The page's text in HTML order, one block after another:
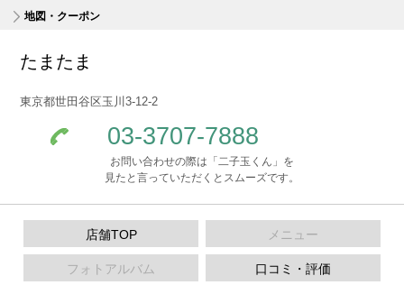
地図・クーポン
たまたま
東京都世田谷区玉川3-12-2
03-3707-7888
お問い合わせの際は「二子玉くん」を
見たと言っていただくとスムーズです。
店舗TOP メニュー
フォトアルバム 口コミ・評価